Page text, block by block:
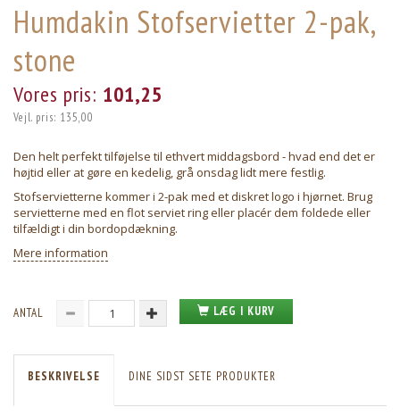
Humdakin Stofservietter 2-pak,
stone
Vores pris: 101,25
Vejl. pris: 135,00
Den helt perfekt tilføjelse til ethvert middagsbord - hvad end det er
højtid eller at gøre en kedelig, grå onsdag lidt mere festlig.
Stofservietterne kommer i 2-pak med et diskret logo i hjørnet. Brug
servietterne med en flot serviet ring eller placér dem foldede eller
tilfældigt i din bordopdækning.
Mere information
ANTAL LÆG I KURV
BESKRIVELSE DINE SIDST SETE PRODUKTER